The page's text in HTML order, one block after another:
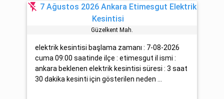
flash_off 7 Ağustos 2026 Ankara Etimesgut Elektrik
Kesintisi
Güzelkent Mah.
elektrik kesintisi başlama zamanı : 7-08-2026
cuma 09:00 saatinde ilçe : etimesgut il ismi :
ankara beklenen elektrik kesintisi süresi : 3 saat
30 dakika kesinti için gösterilen neden ...